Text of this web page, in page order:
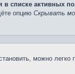
списке активных
опцию Скрывать
можно